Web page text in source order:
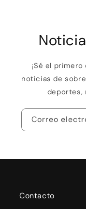
¡Sé el
noticias de
deportes,
Correo
Contacto